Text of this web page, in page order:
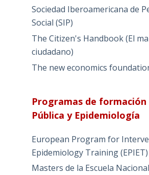
Sociedad Iberoamericana de
Social (SIP)
The Citizen's Handbook (El
ciudadano)
The new economics
Programas de formación
Pública y Epidemiología
European Program for
Epidemiology Training (EPIET)
Masters de la Escuela